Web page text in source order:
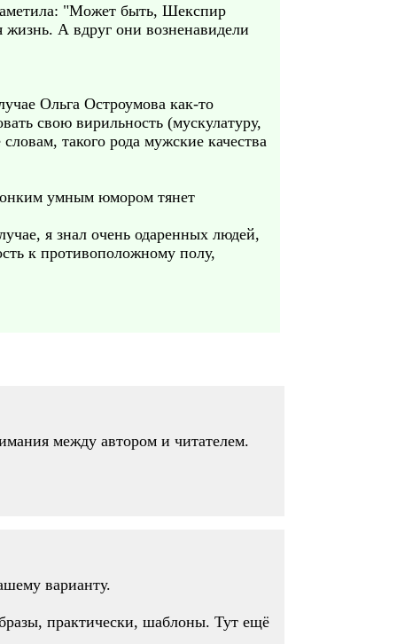
"Может быть, Шекспир
жизнь. А вдруг они возненавидели
Ольга Остроумова как-то
свою вирильность (мускулатуру,
такого рода мужские качества
умным юмором тянет
я знал очень одаренных людей,
к противоположному полу,
между автором и читателем.
варианту.
практически, шаблоны. Тут ещё